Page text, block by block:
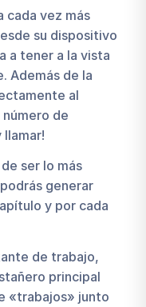
cada vez más
su dispositivo
a tener a la vista
Además de la
al
de
llamar!
ser lo más
generar
y por cada
de trabajo,
principal
«trabajos» junto